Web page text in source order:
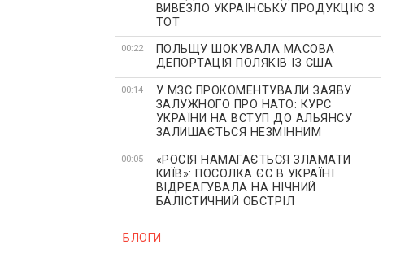
ВИВЕЗЛО УКРАЇНСЬКУ ПРОДУКЦІЮ З
ТОТ
00:22
ПОЛЬЩУ ШОКУВАЛА МАСОВА
ДЕПОРТАЦІЯ ПОЛЯКІВ ІЗ США
00:14
У МЗС ПРОКОМЕНТУВАЛИ ЗАЯВУ
ЗАЛУЖНОГО ПРО НАТО: КУРС
УКРАЇНИ НА ВСТУП ДО АЛЬЯНСУ
ЗАЛИШАЄТЬСЯ НЕЗМІННИМ
00:05
«РОСІЯ НАМАГАЄТЬСЯ ЗЛАМАТИ
КИЇВ»: ПОСОЛКА ЄС В УКРАЇНІ
ВІДРЕАГУВАЛА НА НІЧНИЙ
БАЛІСТИЧНИЙ ОБСТРІЛ
БЛОГИ